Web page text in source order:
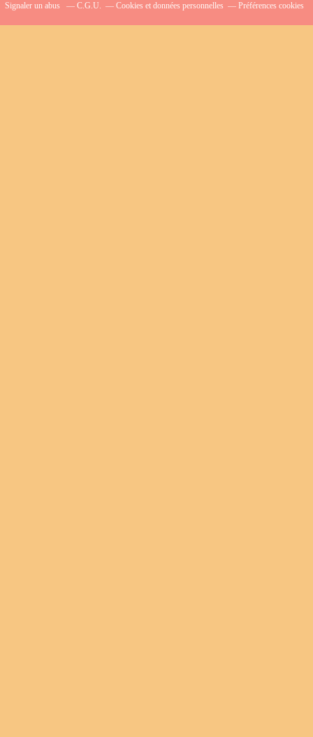
Signaler un abus
C.G.U. Cookies et données personnelles Préférences cookies